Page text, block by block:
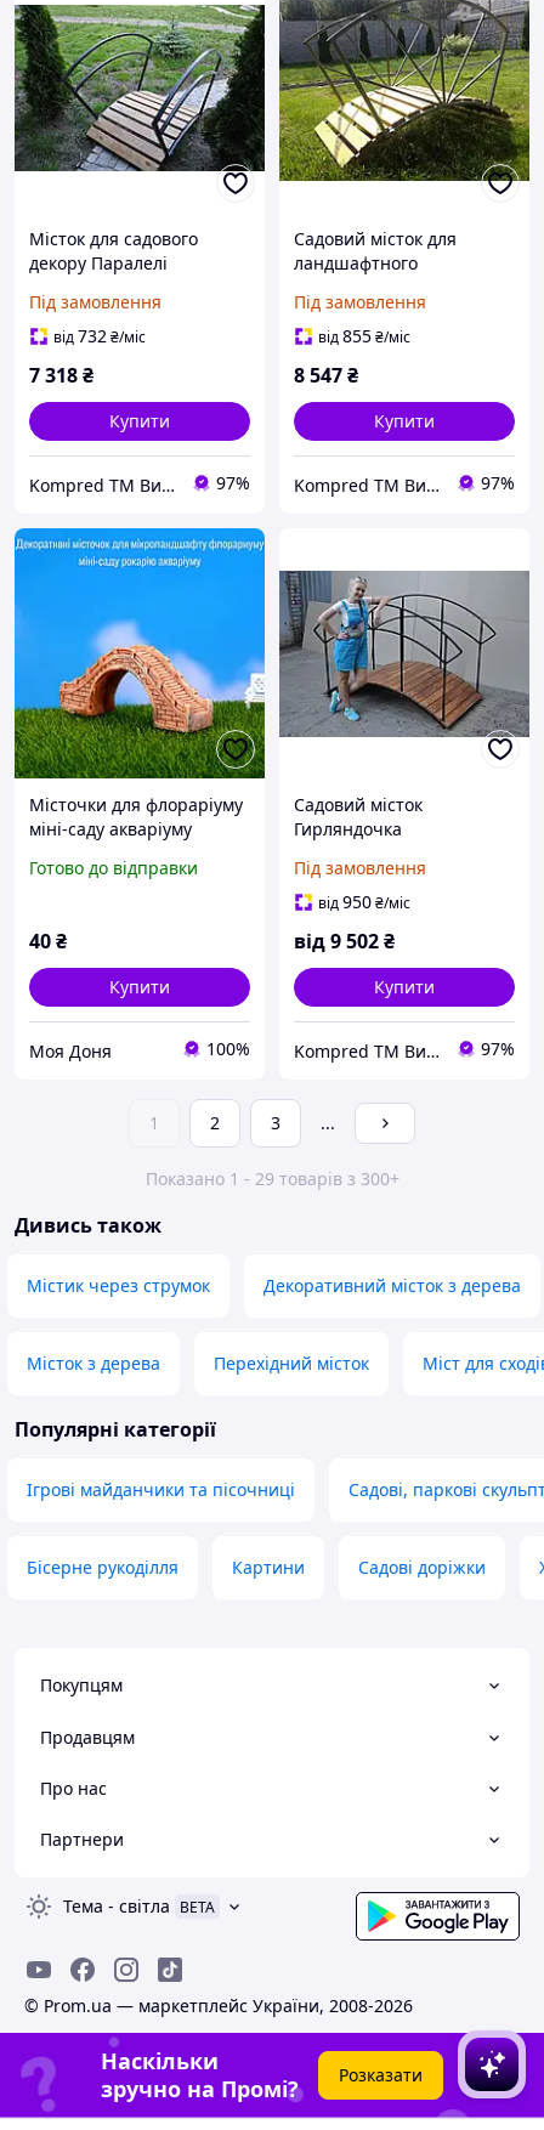
Місток для садового
декору Паралелі
Під замовлення
від732₴/міс
7 318₴
Купити
Kompred TM Виробниче підприємство 97%
Садовий місток для
ландшафтного
Під замовлення
від855₴/міс
8 547₴
Купити
Kompred TM Виробниче підприємство 97%
Місточки для флораріуму
міні-саду акваріуму
сукулентів Бежевий
Готово до відправки
40₴
Купити
Моя Доня 100%
Садовий місток
Гирляндочка
Під замовлення
від950₴/міс
від9 502₴
Купити
Kompred TM Виробниче підприємство 97%
1 2 3 ...
Показано 1 - 29 товарів з 300+
Дивись також
Містик через струмок Декоративний місток з дерева
Місток з дерева Перехідний місток Міст для
Популярні категорії
Ігрові майданчики та пісочниці Садові, паркові
Бісерне рукоділля Картини Садові доріжки
Покупцям
Продавцям
Про нас
Партнери
Тема - світла BETA
© Prom.ua — маркетплейс України, 2008-2026
Наскільки
зручно на Промі?
Розказати